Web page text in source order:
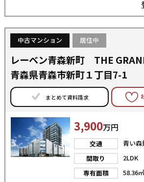
中古マンション 居住中
レーベン青森新町 THE
青森県青森市新町１丁目7-1
まとめて資料請求
3,900万円
交通
青い
間取り
2LDK
専有面積
58.36㎡